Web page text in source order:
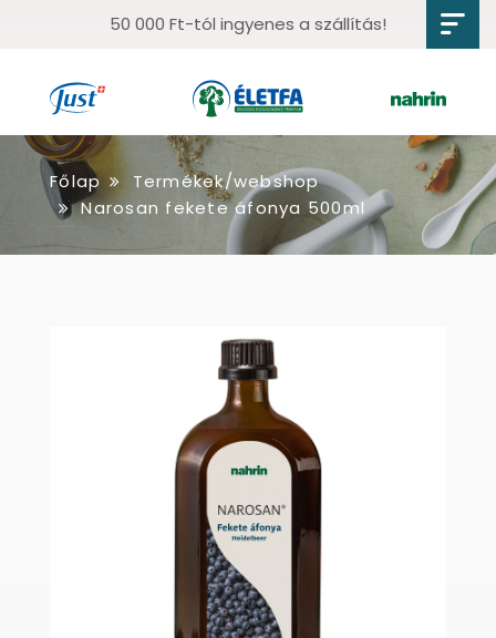
50 000 Ft-tól ingyenes a szállítás!
Főlap
Termékek/webshop
Narosan fekete áfonya 500ml